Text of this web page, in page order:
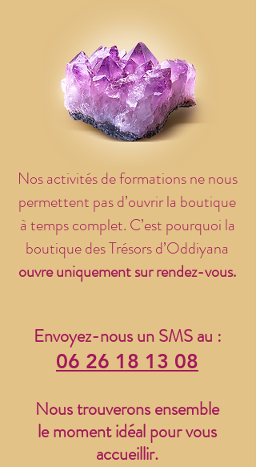
Nos activités de formations ne nous
permettent pas d’ouvrir la boutique
à temps complet. C’est pourquoi la
boutique des Trésors d’Oddiyana
ouvre uniquement sur rendez-vous.
Envoyez-nous un SMSau :
06 26 18 13 08
Nous trouverons ensemble
le moment idéal pour vous
accueillir.